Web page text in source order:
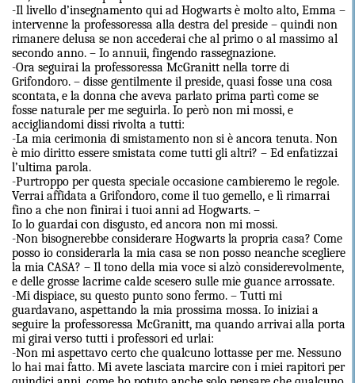
-Il livello d’insegnamento qui ad Hogwarts è molto alto, Emma –
intervenne la professoressa alla destra del preside – quindi non
rimanere delusa se non accederai che al primo o al massimo al
secondo anno. – Io annuii, fingendo rassegnazione.
-Ora seguirai la professoressa McGranitt nella torre di
Grifondoro. – disse gentilmente il preside, quasi fosse una cosa
scontata, e la donna che aveva parlato prima partì come se
fosse naturale per me seguirla. Io però non mi mossi, e
accigliandomi dissi rivolta a tutti:
-La mia cerimonia di smistamento non si è ancora tenuta. Non
è mio diritto essere smistata come tutti gli altri? – Ed enfatizzai
l’ultima parola.
-Purtroppo per questa speciale occasione cambieremo le regole.
Verrai affidata a Grifondoro, come il tuo gemello, e lì rimarrai
fino a che non finirai i tuoi anni ad Hogwarts. –
Io lo guardai con disgusto, ed ancora non mi mossi.
-Non bisognerebbe considerare Hogwarts la propria casa? Come
posso io considerarla la mia casa se non posso neanche scegliere
la mia CASA? – Il tono della mia voce si alzò considerevolmente,
e delle grosse lacrime calde scesero sulle mie guance arrossate.
-Mi dispiace, su questo punto sono fermo. – Tutti mi
guardavano, aspettando la mia prossima mossa. Io iniziai a
seguire la professoressa McGranitt, ma quando arrivai alla porta
mi girai verso tutti i professori ed urlai:
-Non mi aspettavo certo che qualcuno lottasse per me. Nessuno
lo hai mai fatto. Mi avete lasciata marcire con i miei rapitori per